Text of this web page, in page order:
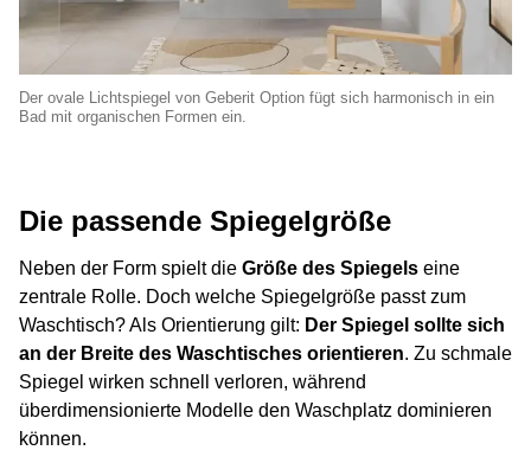
Der ovale Lichtspiegel von Geberit Option fügt sich harmonisch in ein
Bad mit organischen Formen ein.
Die passende Spiegelgröße
Neben der Form spielt die Größe des Spiegels eine
zentrale Rolle. Doch welche Spiegelgröße passt zum
Waschtisch? Als Orientierung gilt: Der Spiegel sollte sich
an der Breite des Waschtisches orientieren. Zu schmale
Spiegel wirken schnell verloren, während
überdimensionierte Modelle den Waschplatz dominieren
können.